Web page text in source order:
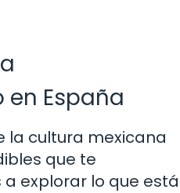
España
la cultura mexicana
que te
explorar lo que está